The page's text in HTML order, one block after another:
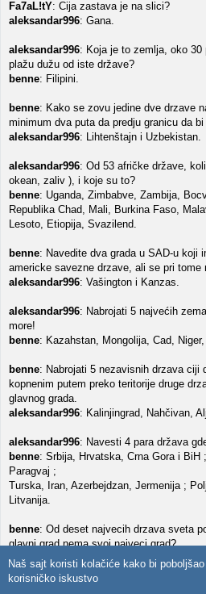
Naš sajt koristi kolačiće kako bi poboljšao
korisničko iskustvo
Fa7aL!tY: Cija zastava je na slici?
aleksandar996: Gana.
aleksandar996: Koja je to zemlja, oko
plažu dužu od iste države?
benne: Filipini.
benne: Kako se zovu jedine dve drzave
minimum dva puta da predju granicu da
aleksandar996: Lihtenštajn i Uzbekistan.
aleksandar996: Od 53 afričke države,
okean, zaliv ), i koje su to?
benne: Uganda, Zimbabve, Zambija,
Republika Chad, Mali, Burkina Faso,
Lesoto, Etiopija, Svazilend.
benne: Navedite dva grada u SAD-u koji
americke savezne drzave, ali se pri tome
aleksandar996: Vašington i Kanzas.
aleksandar996: Nabrojati 5 najvećih
more!
benne: Kazahstan, Mongolija, Cad,
benne: Nabrojati 5 nezavisnih drzava ciji
kopnenim putem preko teritorije druge
glavnog grada.
aleksandar996: Kalinjingrad, Nahčivan,
aleksandar996: Navesti 4 para država
benne: Srbija, Hrvatska, Crna Gora i BiH
Paragvaj ;
Turska, Iran, Azerbejdzan, Jermenija ;
Litvanija.
benne: Od deset najvecih drzava sveta
glavni grad nema svoj najveci grad?
aleksandar996 : 1. Kanada 2. SAD 3.
( ako racunas samo Nju Delhi) 7.